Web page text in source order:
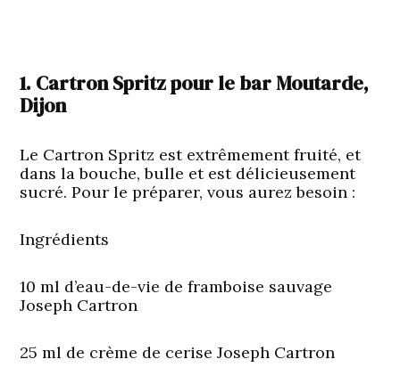
1. Cartron Spritz pour le bar Moutarde,
Dijon
Le Cartron Spritz est extrêmement fruité, et
dans la bouche, bulle et est délicieusement
sucré. Pour le préparer, vous aurez besoin :
Ingrédients
10 ml d’eau-de-vie de framboise sauvage
Joseph Cartron
25 ml de crème de cerise Joseph Cartron